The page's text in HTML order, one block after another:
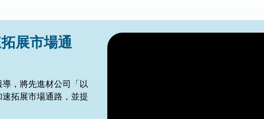
普惠金融
出「億元營
業
味；探索美食，創新